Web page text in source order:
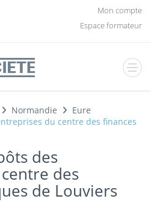
Mon compte
Espace formateur
Normandie
Eure
du centre des finances
des
des
de Louviers